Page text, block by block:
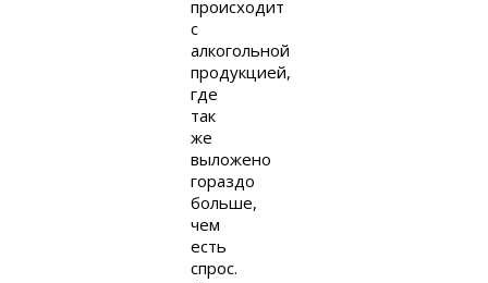
происходит
с
алкогольной
продукцией,
где
так
же
выложено
гораздо
больше,
чем
есть
спрос.